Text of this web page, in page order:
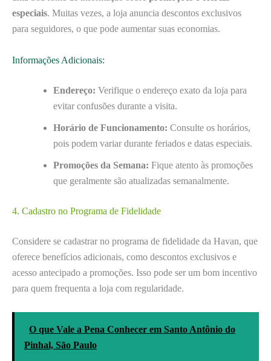
especiais. Muitas vezes, a loja anuncia descontos exclusivos
para seguidores, o que pode aumentar suas economias.
Informações Adicionais:
Endereço: Verifique o endereço exato da loja para
evitar confusões durante a visita.
Horário de Funcionamento: Consulte os horários,
pois podem variar durante feriados e datas especiais.
Promoções da Semana: Fique atento às promoções
que geralmente são atualizadas semanalmente.
4. Cadastro no Programa de Fidelidade
Considere se cadastrar no programa de fidelidade da Havan, que
oferece benefícios adicionais, como descontos exclusivos e
acesso antecipado a promoções. Isso pode ser um bom incentivo
para quem frequenta a loja com regularidade.
O que Vale a Pena Conhecer em Santo Antônio do
Pinhal, São Paulo